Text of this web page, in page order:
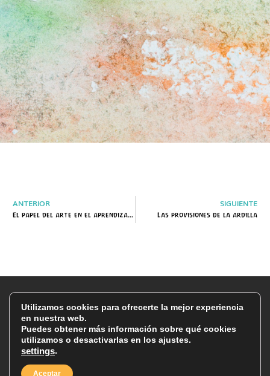
ANTERIOR SIGUIENTE
Las provisiones de la ardilla
Made at the tip of Africa. ©
Utilizamos cookies para ofrecerte la mejor experiencia
en nuestra web.
Puedes obtener más información sobre qué cookies
utilizamos o desactivarlas en los ajustes.
settings.
Aceptar